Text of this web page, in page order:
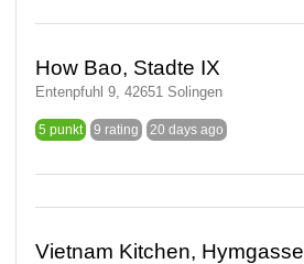
How Bao, Stadte IX
Entenpfuhl 9, 42651 Solingen
5 punkt 9 rating 20 days ago
Vietnam Kitchen, Hymgasse